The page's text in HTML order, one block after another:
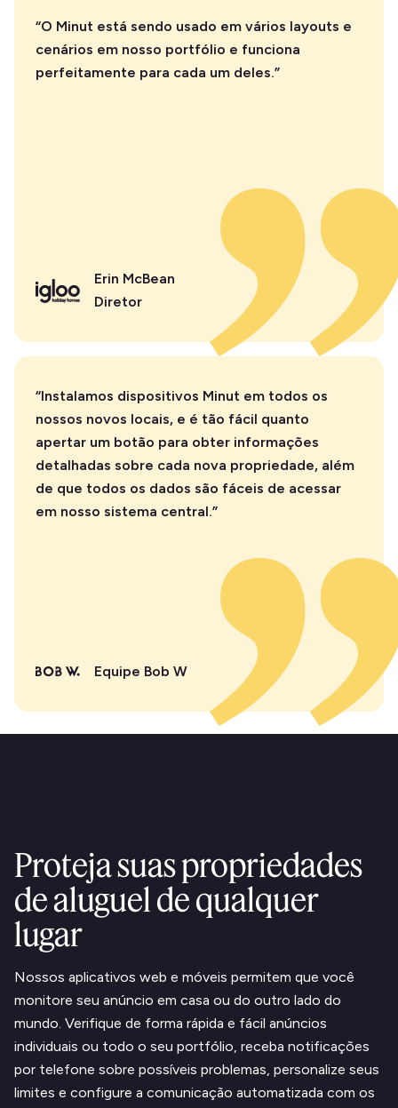
“O Minut está sendo usado em vários layouts e
cenários em nosso portfólio e funciona
perfeitamente para cada um deles.”
Erin McBean
Diretor
“Instalamos dispositivos Minut em todos os
nossos novos locais, e é tão fácil quanto
apertar um botão para obter informações
detalhadas sobre cada nova propriedade, além
de que todos os dados são fáceis de acessar
em nosso sistema central.”
Equipe Bob W
Proteja suas propriedades
de aluguel de qualquer
lugar
Nossos aplicativos web e móveis permitem que você
monitore seu anúncio em casa ou do outro lado do
mundo. Verifique de forma rápida e fácil anúncios
individuais ou todo o seu portfólio, receba notificações
por telefone sobre possíveis problemas, personalize seus
limites e configure a comunicação automatizada com os